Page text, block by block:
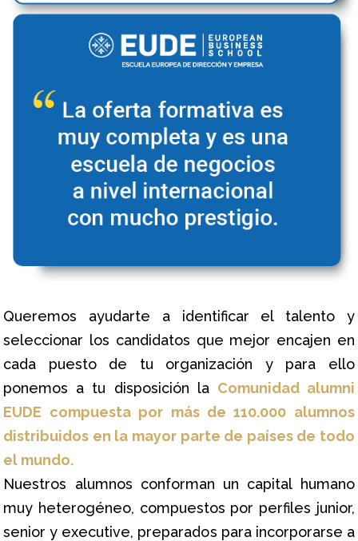
Queremos ayudarte a identificar el talento y
seleccionar los candidatos que mejor encajen en
cada puesto de tu organización y para ello
ponemos a tu disposición la Comunidad alumni
EUDE compuesta por más de 110.000 alumnos
distribuidos en la mayor parte de países de todo
el mundo.
Nuestros alumnos conforman un capital humano
muy heterogéneo, compuestos por perfiles junior,
senior y executive, preparados para incorporarse a